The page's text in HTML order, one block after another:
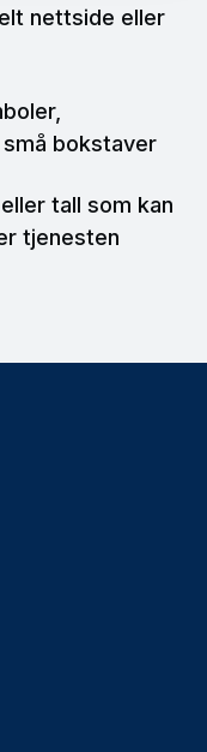
nettside eller
bokstaver
tall som kan
tjenesten